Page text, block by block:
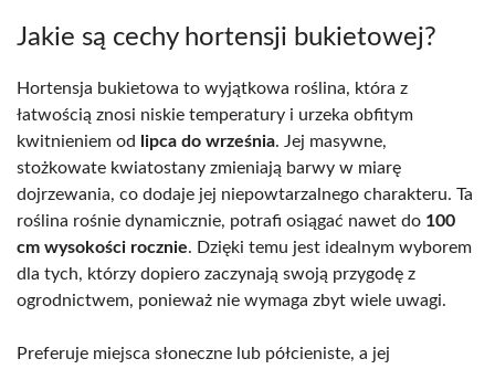
Jakie są cechy hortensji bukietowej?
Hortensja bukietowa to wyjątkowa roślina, która z
łatwością znosi niskie temperatury i urzeka obfitym
kwitnieniem od
lipca do września. Jej masywne,
stożkowate kwiatostany zmieniają barwy w miarę
dojrzewania, co dodaje jej niepowtarzalnego charakteru. Ta
roślina rośnie dynamicznie, potrafi osiągać nawet do 100
cm wysokości rocznie. Dzięki temu jest idealnym wyborem
dla tych, którzy dopiero zaczynają swoją przygodę z
ogrodnictwem, ponieważ nie wymaga zbyt wiele uwagi.
Preferuje miejsca słoneczne lub półcieniste, a jej